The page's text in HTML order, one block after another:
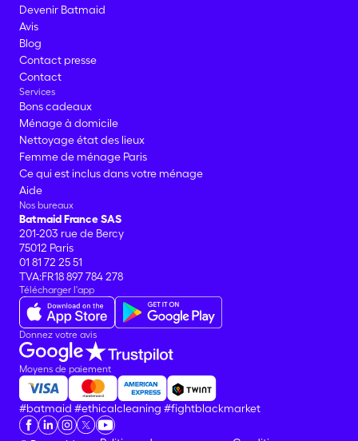
Devenir Batmaid
Avis
Blog
Contact presse
Contact
Services
Bons cadeaux
Ménage à domicile
Nettoyage état des lieux
Femme de ménage Paris
Ce qui est inclus dans votre ménage
Aide
Nos bureaux
Batmaid France SAS
201-203 rue de Bercy
75012 Paris
01 81 72 25 51
TVA:FR18 897 784 278
Télécharger l'app
Donnez votre avis
Moyens de paiement
#batmaid #ethicalcleaning #fightblackmarket